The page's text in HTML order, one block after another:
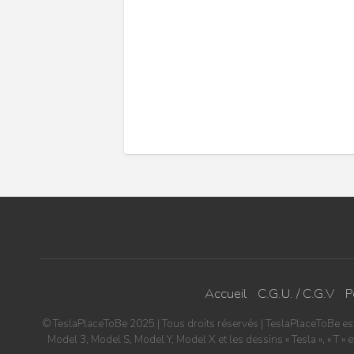
Accueil C.G.U. / C.G.V
© TeslaPlaceToBe 2025 | Tous droits réservés | TeslaPlaceToBe
Model 3, Model S, Model Y, Model X et les dessins « Tesla », « T